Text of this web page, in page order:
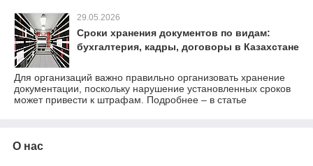
29.05.2026
Сроки хранения документов по видам:
бухгалтерия, кадры, договоры в Казахстане
Для организаций важно правильно организовать хранение
документации, поскольку нарушение установленных сроков
может привести к штрафам. Подробнее – в статье
О нас